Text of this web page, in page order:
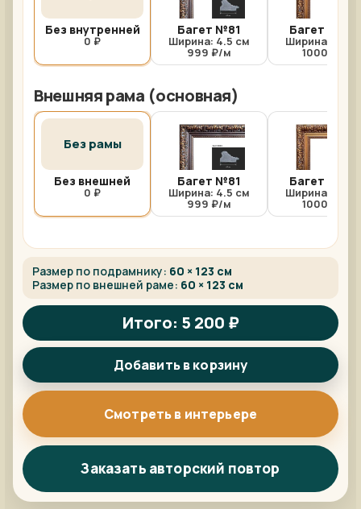
Без внутренней
0 ₽
Багет №81
Ширина: 4.5 см
999 ₽/м
Багет №81/
Ширина: 4.5
1000 ₽/м
Внешняя рама (основная)
Без рамы
Без внешней
0 ₽
Багет №81
Ширина: 4.5 см
999 ₽/м
Багет №81/
Ширина: 4.5
1000 ₽/м
Размер по подрамнику: 60 × 123 см
Размер по внешней раме: 60 × 123 см
Итого: 5 200 ₽
Добавить в корзину
Смотреть в интерьере
Заказать авторский повтор